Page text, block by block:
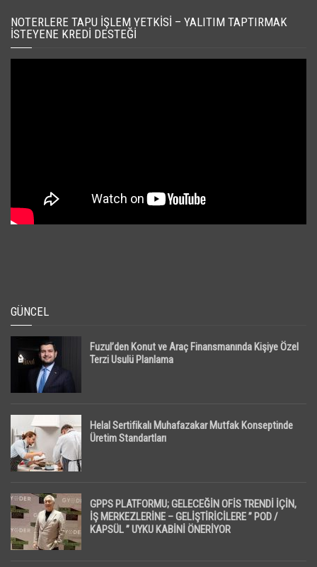
NOTERLERE TAPU İŞLEM YETKISI – YALITIM TAPTIRMAK
İSTEYENE KREDI DESTEĞI
GÜNCEL
Fuzul’den Konut ve Araç Finansmanında Kişiye Özel
Terzi Usulü Planlama
Helal Sertifikalı Muhafazakar Mutfak Konseptinde
Üretim Standartları
GPPS PLATFORMU; GELECEĞİN OFİS TRENDİ İÇİN,
İŞ MERKEZLERİNE – GELİŞTİRİCİLERE ” POD /
KAPSÜL ” UYKU KABİNİ ÖNERİYOR